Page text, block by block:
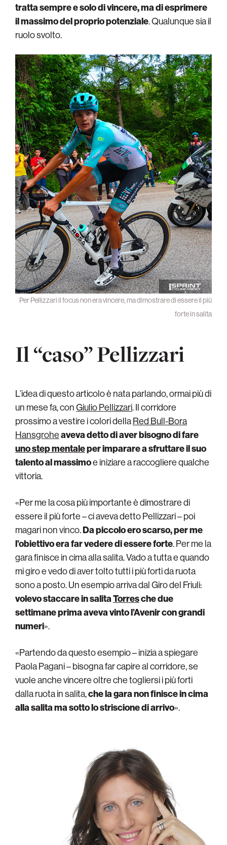
tratta sempre e solo di vincere, ma di esprimere
il massimo del proprio potenziale. Qualunque sia il
ruolo svolto.
Per Pellizzari il focus non era vincere, ma dimostrare di essere il più
forte in salita
Il “caso” Pellizzari
L’idea di questo articolo è nata parlando, ormai più di
un mese fa, conGiulio Pellizzari. Il corridore
prossimo a vestire i colori dellaRed Bull-Bora
Hansgroheaveva detto di aver bisogno di fare
uno step mentaleper imparare a sfruttare il suo
talento al massimoe iniziare a raccogliere qualche
vittoria.
«Per me la cosa più importante è dimostrare di
essere il più forte – ci aveva detto Pellizzari – poi
magari non vinco.Da piccolo ero scarso, per me
l’obiettivo era far vedere di essere forte. Per me la
gara finisce in cima alla salita. Vado a tutta e quando
mi giro e vedo di aver tolto tutti i più forti da ruota
sono a posto. Un esempio arriva dal Giro del Friuli:
volevo staccare in salitaTorresche due
settimane prima aveva vinto l’Avenir con grandi
numeri».
«Partendo da questo esempio – inizia a spiegare
Paola Pagani – bisogna far capire al corridore, se
vuole anche vincere oltre che togliersi i più forti
dalla ruota in salita,che la gara non finisce in cima
alla salita ma sotto lo striscione di arrivo».